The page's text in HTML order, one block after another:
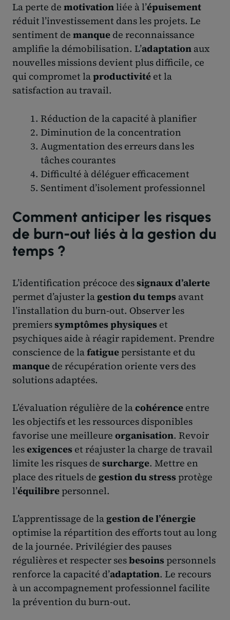
La perte de motivationliée à l’épuisement
réduit l’investissement dans les projets. Le
sentiment de manque de reconnaissance
amplifie la démobilisation. L’adaptation aux
nouvelles missions devient plus difficile, ce
qui compromet laproductivité et la
satisfaction au travail.
Réduction de la capacité à planifier
Diminution de la concentration
Augmentation des erreurs dans les
tâches courantes
Difficulté à déléguer efficacement
Sentiment d’isolement professionnel
Comment anticiper les risques
de burn-out liés à la gestion du
temps ?
L’identification précoce dessignaux d’alerte
permet d’ajuster lagestion du temps avant
l’installation du burn-out. Observer les
premierssymptômes physiques et
psychiques aide à réagir rapidement. Prendre
conscience de lafatigue persistante et du
manque de récupération oriente vers des
solutions adaptées.
L’évaluation régulière de lacohérence entre
les objectifs et les ressources disponibles
favorise une meilleure organisation. Revoir
lesexigences et réajuster la charge de travail
limite les risques de surcharge. Mettre en
place des rituels de gestion du stress protège
l’équilibre personnel.
L’apprentissage de lagestion de l’énergie
optimise la répartition des efforts tout au long
de la journée. Privilégier des pauses
régulières et respecter sesbesoins personnels
renforce la capacité d’adaptation. Le recours
à un accompagnement professionnel facilite
la prévention du burn-out.